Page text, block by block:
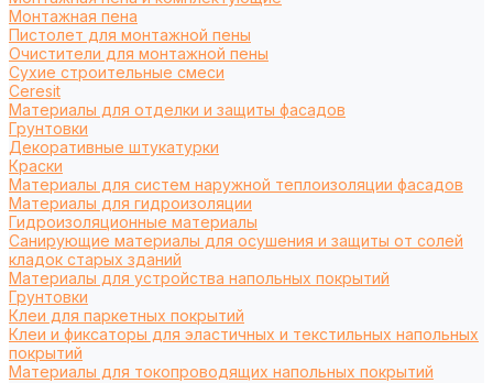
Монтажная пена
Пистолет для монтажной пены
Очистители для монтажной пены
Сухие строительные смеси
Ceresit
Материалы для отделки и защиты фасадов
Грунтовки
Декоративные штукатурки
Краски
Материалы для систем наружной теплоизоляции фасадов
Материалы для гидроизоляции
Гидроизоляционные материалы
Санирующие материалы для осушения и защиты от солей
кладок старых зданий
Материалы для устройства напольных покрытий
Грунтовки
Клеи для паркетных покрытий
Клеи и фиксаторы для эластичных и текстильных напольных
покрытий
Материалы для токопроводящих напольных покрытий